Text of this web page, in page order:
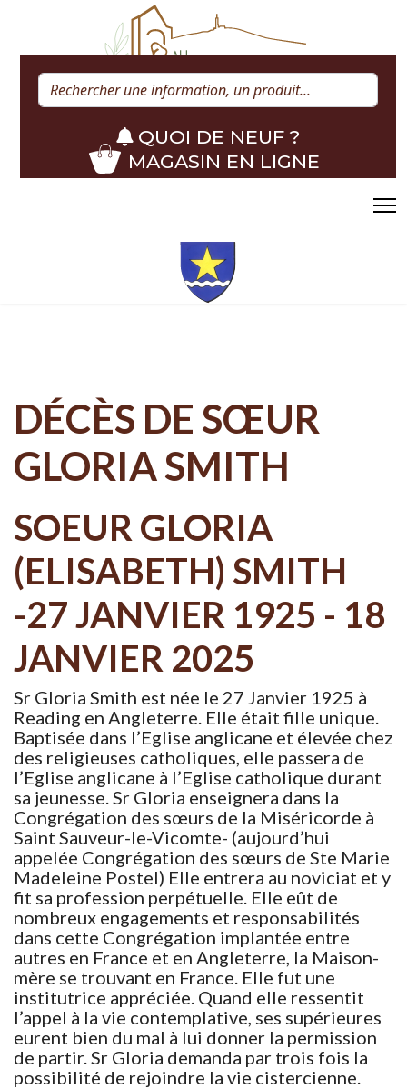
Rechercher
QUOI DE NEUF ?
MAGASIN EN LIGNE
DÉCÈS DE SŒUR
GLORIA SMITH
SOEUR GLORIA
(ELISABETH) SMITH
-27 JANVIER 1925 - 18
JANVIER 2025
Sr Gloria Smith est née le 27 Janvier 1925 à
Reading en Angleterre. Elle était fille unique.
Baptisée dans l’Eglise anglicane et élevée chez
des religieuses catholiques, elle passera de
l’Eglise anglicane à l’Eglise catholique durant
sa jeunesse. Sr Gloria enseignera dans la
Congrégation des sœurs de la Miséricorde à
Saint Sauveur-le-Vicomte- (aujourd’hui
appelée Congrégation des sœurs de Ste Marie
Madeleine Postel) Elle entrera au noviciat et y
fit sa profession perpétuelle. Elle eût de
nombreux engagements et responsabilités
dans cette Congrégation implantée entre
autres en France et en Angleterre, la Maison-
mère se trouvant en France. Elle fut une
institutrice appréciée. Quand elle ressentit
l’appel à la vie contemplative, ses supérieures
eurent bien du mal à lui donner la permission
de partir. Sr Gloria demanda par trois fois la
possibilité de rejoindre la vie cistercienne.